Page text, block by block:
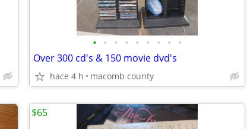
• • • • • • • • •
Over 300 cd's & 150 movie dvd's
hace 4 h macomb county
$65